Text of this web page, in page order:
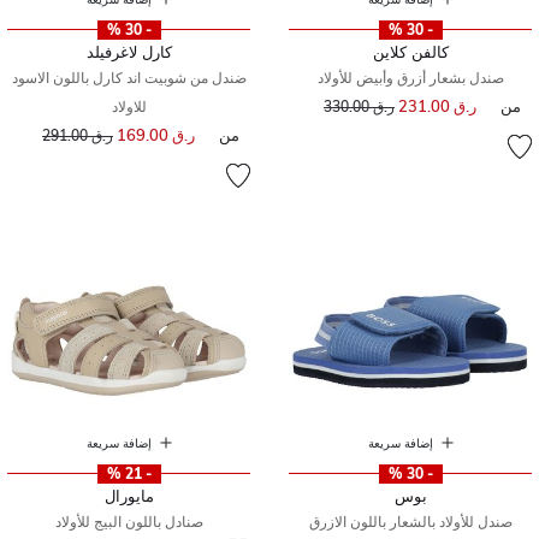
- 30 %
كالفن كلاين
صندل بشعار أزرق وأبيض للأولاد
من ر.ق 231.00 سعر مخفض منر.ق 330.00
- 30 %
كارل لاغرفيلد
ضندل من شوبيت اند كارل باللون الاسود
للاولاد
من ر.ق 169.00 سعر مخفض من
ر.ق 291.00 إلى
إضافة سريعة
- 30 %
بوس
صندل للأولاد بالشعار باللون الازرق
إضافة سريعة
- 21 %
مايورال
صنادل باللون البيج للأولاد